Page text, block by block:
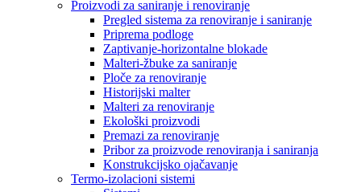
Proizvodi za saniranje i renoviranje
Pregled sistema za renoviranje i saniranje
Priprema podloge
Zaptivanje-horizontalne blokade
Malteri-žbuke za saniranje
Ploče za renoviranje
Historijski malter
Malteri za renoviranje
Ekološki proizvodi
Premazi za renoviranje
Pribor za proizvode renoviranja i saniranja
Konstrukcijsko ojačavanje
Termo-izolacioni sistemi